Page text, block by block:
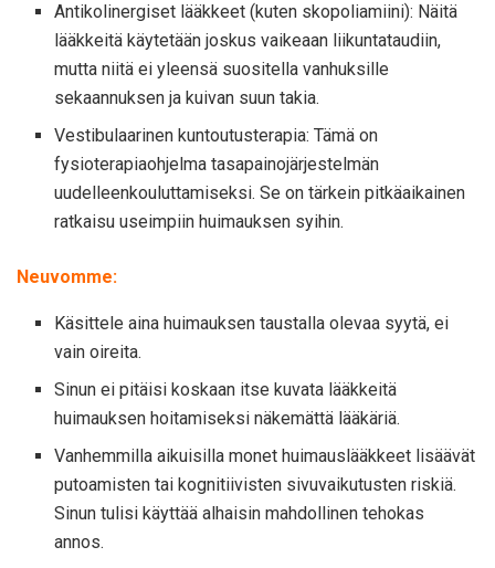
Antikolinergiset lääkkeet (kuten skopoliamiini): Näitä
lääkkeitä käytetään joskus vaikeaan liikuntataudiin,
mutta niitä ei yleensä suositella vanhuksille
sekaannuksen ja kuivan suun takia.
Vestibulaarinen kuntoutusterapia: Tämä on
fysioterapiaohjelma tasapainojärjestelmän
uudelleenkouluttamiseksi. Se on tärkein pitkäaikainen
ratkaisu useimpiin huimauksen syihin.
Neuvomme:
Käsittele aina huimauksen taustalla olevaa syytä, ei
vain oireita.
Sinun ei pitäisi koskaan itse kuvata lääkkeitä
huimauksen hoitamiseksi näkemättä lääkäriä.
Vanhemmilla aikuisilla monet huimauslääkkeet lisäävät
putoamisten tai kognitiivisten sivuvaikutusten riskiä.
Sinun tulisi käyttää alhaisin mahdollinen tehokas
annos.